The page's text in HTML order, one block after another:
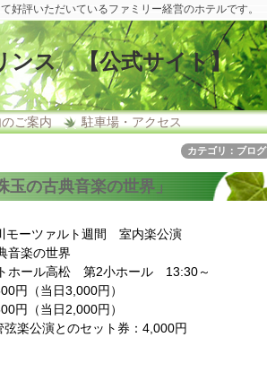
好評いただいているファミリー経営のホテルです。
ンス 【公式サイト】
ご案内
駐車場・アクセス
カテゴリ：ブログ
の古典音楽の世界」
モーツァルト週間 室内楽公演
音楽の世界
ホール高松 第2小ホール 13:30～
円（当日3,000円）
円（当日2,000円）
弦楽公演とのセット券：4,000円